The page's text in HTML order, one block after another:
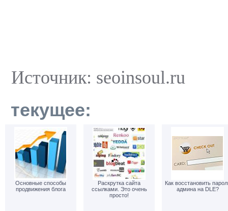
Источник: seoinsoul.ru
текущее:
Основные способы
продвижения блога
Раскрутка сайта
ссылками. Это очень
просто!
Как восстановить
админа на DLE?